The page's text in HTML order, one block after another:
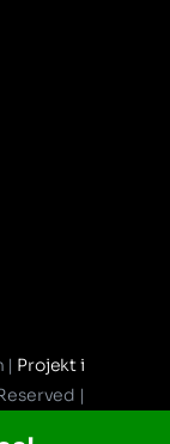
| Projekt i
|